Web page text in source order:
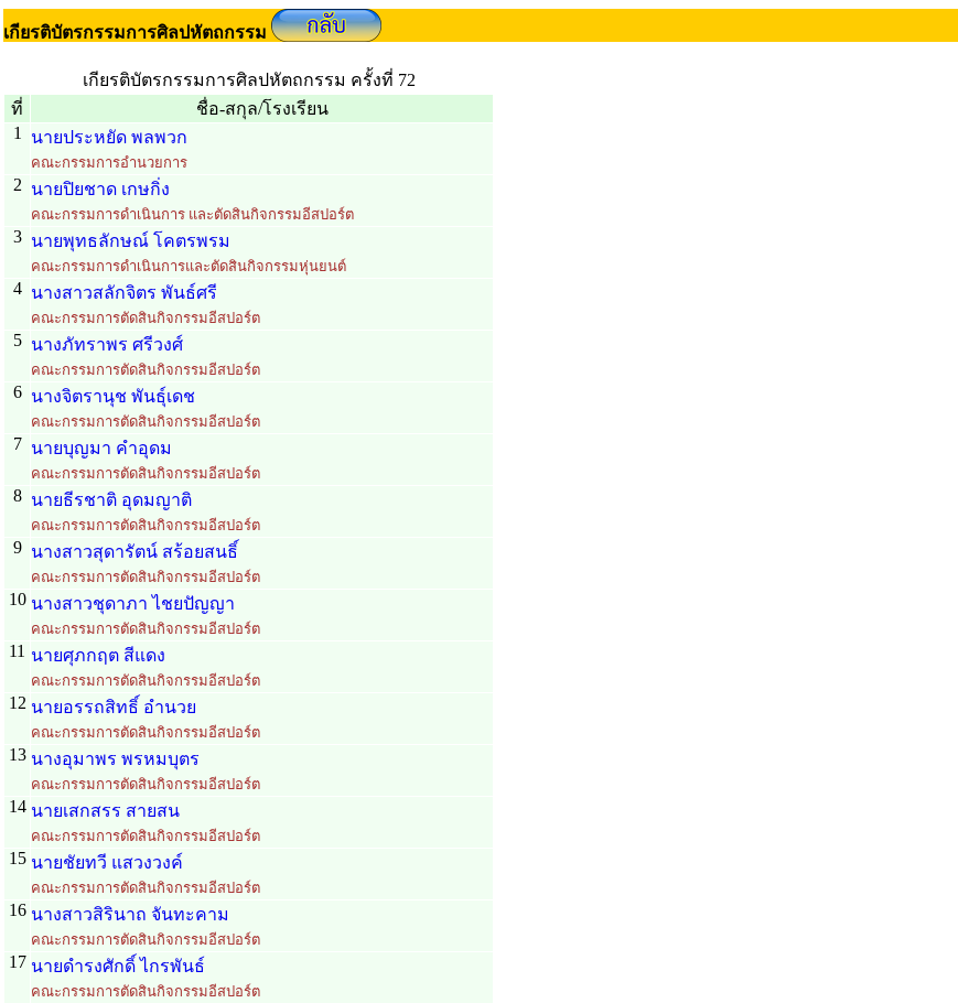
เกียรติบัตรกรรมการศิลปหัตถกรรม
เกียรติบัตรกรรมการศิลปหัตถกรรม ครั้งที่ 72
ที่
ชื่อ-สกุล/โรงเรียน
1
นายประหยัด พลพวก
คณะกรรมการอำนวยการ
2 นายปิยชาด เกษกิ่ง
คณะกรรมการดำเนินการ และตัดสินกิจกรรมอีสปอร์ต
3 นายพุทธลักษณ์ โคตรพรม
คณะกรรมการดำเนินการและตัดสินกิจกรรมหุ่นยนต์
4 นางสาวสลักจิตร พันธ์ศรี
คณะกรรมการตัดสินกิจกรรมอีสปอร์ต
5 นางภัทราพร ศรีวงศ์
คณะกรรมการตัดสินกิจกรรมอีสปอร์ต
6 นางจิตรานุช พันธุ์เดช
คณะกรรมการตัดสินกิจกรรมอีสปอร์ต
7 นายบุญมา คำอุดม
คณะกรรมการตัดสินกิจกรรมอีสปอร์ต
8 นายธีรชาติ อุดมญาติ
คณะกรรมการตัดสินกิจกรรมอีสปอร์ต
9 นางสาวสุดารัตน์ สร้อยสนธิ์
คณะกรรมการตัดสินกิจกรรมอีสปอร์ต
10 นางสาวชุดาภา ไชยปัญญา
คณะกรรมการตัดสินกิจกรรมอีสปอร์ต
11 นายศุภกฤต สีแดง
คณะกรรมการตัดสินกิจกรรมอีสปอร์ต
12 นายอรรถสิทธิ์ อำนวย
คณะกรรมการตัดสินกิจกรรมอีสปอร์ต
13 นางอุมาพร พรหมบุตร
คณะกรรมการตัดสินกิจกรรมอีสปอร์ต
14 นายเสกสรร สายสน
คณะกรรมการตัดสินกิจกรรมอีสปอร์ต
15 นายชัยทวี แสวงวงค์
คณะกรรมการตัดสินกิจกรรมอีสปอร์ต
16 นางสาวสิรินาถ จันทะคาม
คณะกรรมการตัดสินกิจกรรมอีสปอร์ต
17 นายดำรงศักดิ์ ไกรพันธ์
คณะกรรมการตัดสินกิจกรรมอีสปอร์ต